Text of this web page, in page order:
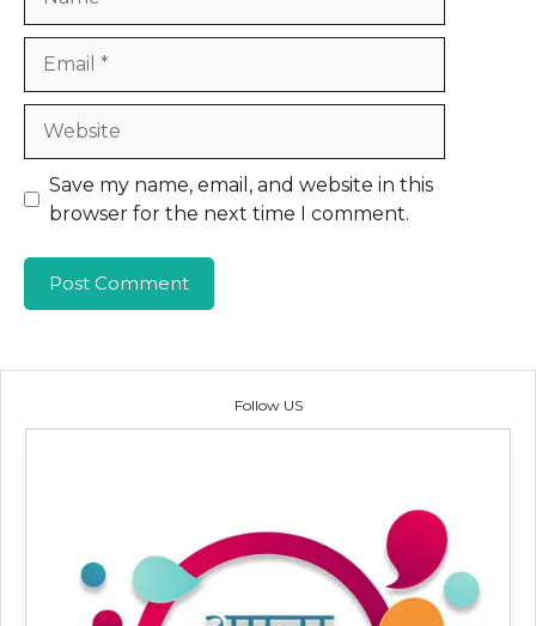
Save my name, email, and website in this
browser for the next time I comment.
Follow US